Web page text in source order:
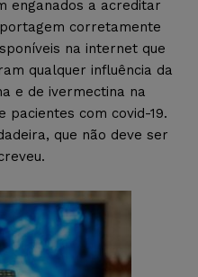
enganados a acreditar
corretamente
na internet que
qualquer influência da
e de ivermectina na
pacientes com covid-19.
que não deve ser